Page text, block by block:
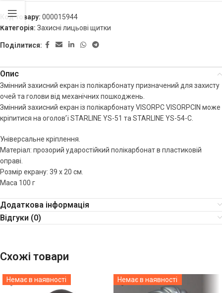
Код товару: 000015944
Категорія: Захисні лицьові щитки
Поділитися:
Опис
Змінний захисний екран із полікарбонату призначений для захисту
очей та голови від механічних пошкоджень.
Змінний захисний екран із полікарбонату VISORPC VISORPCIN може
кріпитися на оголов’ї STARLINE YS-51 та STARLINE YS-54-C.
Універсальне кріплення.
Матеріал: прозорий ударостійкий полікарбонат в пластиковій
оправі.
Розмір екрану: 39 х 20 см.
Маса 100 г
Додаткова інформація
Відгуки (0)
Схожі товари
Немає в наявності Немає в наявності